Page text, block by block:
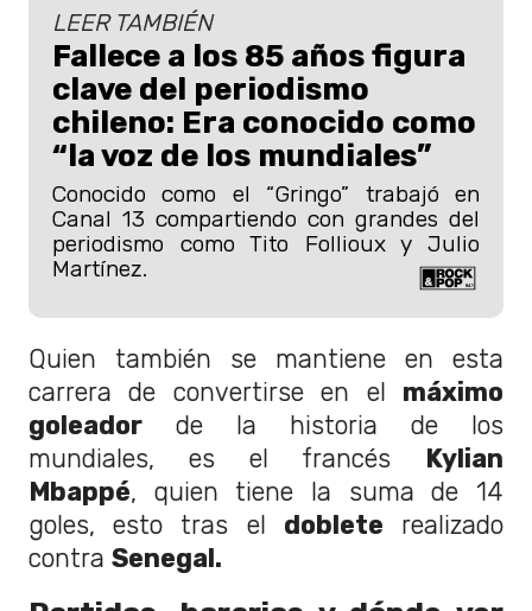
LEER TAMBIÉN
Fallece a los 85 años figura
clave del periodismo
chileno: Era conocido como
“la voz de los mundiales”
Conocido como el “Gringo” trabajó en
Canal 13 compartiendo con grandes del
periodismo como Tito Follioux y Julio
Martínez.
Quien también se mantiene en esta
carrera de convertirse en el máximo
goleador de la historia de los
mundiales, es el francés Kylian
Mbappé, quien tiene la suma de 14
goles, esto tras el doblete realizado
contra Senegal.